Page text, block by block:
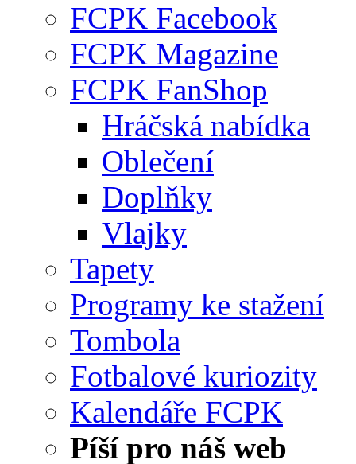
FCPK Facebook
FCPK Magazine
FCPK FanShop
Hráčská nabídka
Oblečení
Doplňky
Vlajky
Tapety
Programy ke stažení
Tombola
Fotbalové kuriozity
Kalendáře FCPK
Píší pro náš web